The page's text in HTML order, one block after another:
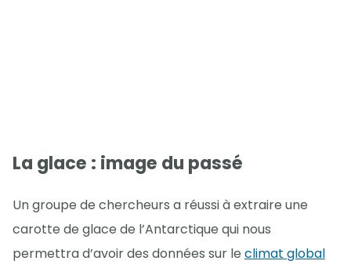
La glace : image du passé
Un groupe de chercheurs a réussi à extraire une
carotte de glace de l’Antarctique qui nous
permettra d’avoir des données sur le climat global